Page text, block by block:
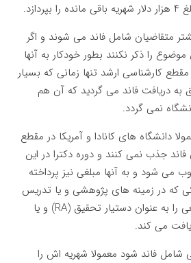
متقاضیان شامل فاند می شوند و اگر
را ذکر نکنند بطور خودکار به آنها
کارشناسی ارشد تنها زمانی که بسیار
دریافت فاند می گردید که آن هم
نمی گردد.
دانشگاه های کانادا و آمریکا در مقطع
جذب نمی کنند و دوره دکترا در این
شود و به آنها مبلغی نیز پرداخته
که در زمینه های پژوهشی و یا تدریس
به استاد خود می کندمبلغی را به عنوان دستیار تحقیق (RA) و یا
شامل فاند شود معمولا شهریه اش را